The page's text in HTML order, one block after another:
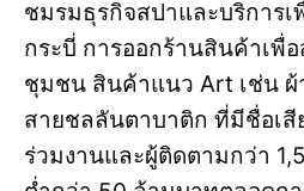
ชมรมธุรกิจสปาและบริการ
กระบี่ การออกร้านสินค้าเพื่
ชุมชน สินค้าแนว Art เช่น
สายชลลันตาบาติก ที่มีชื่อเสี
ร่วมงานและผู้ติดตามกว่า